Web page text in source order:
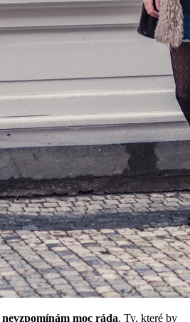
nevzpomínám moc ráda. Ty, které by